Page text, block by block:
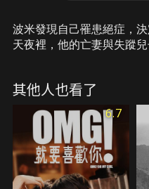
波米發現自己罹患絕症，
天夜裡，他的亡妻與失蹤
最後一程…波米希望找到原
個洞窟，幾千年前有位悲
的一尾魚…
其他人也看了
6.7